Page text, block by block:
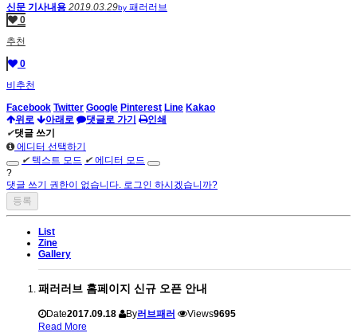
신문 기사내용 2019.03.29by 패러러브
0
추천
0
비추천
Facebook Twitter Google Pinterest Line Kakao
위로
아래로 댓글로 가기
인쇄
✔댓글 쓰기
에디터 선택하기
✔ 텍스트 모드 ✔에디터 모드
?
댓글 쓰기 권한이 없습니다. 로그인 하시겠습니까?
List
Zine
Gallery
패러러브 홈페이지 신규 오픈 안내
Date2017.09.18 By러브패러 Views9695
Read More